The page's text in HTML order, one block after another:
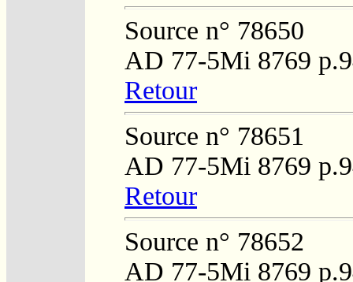
Source n° 78650
AD 77-5Mi 8769
Retour
Source n° 78651
AD 77-5Mi 8769
Retour
Source n° 78652
AD 77-5Mi 8769